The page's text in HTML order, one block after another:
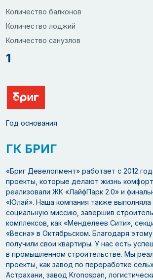
Количество балконов
Количество лоджий
Количество санузлов
1
Год основания
ГК БРИГ
«Бриг Девелопмент» работает с 2012
проекты, которые делают жизнь
реализовали ЖК «ЛайфПарк 2.0» и
«Юлай». Наша компания также
социальную миссию, завершив
комплексов, как «Менделеев Сити»,
«Весна» в Октябрьском. Благодаря
получили свои квартиры. У нас есть
в промышленном строительстве. Мы
проекты, как завод по переработке
Астрахани, завод Kronospan,